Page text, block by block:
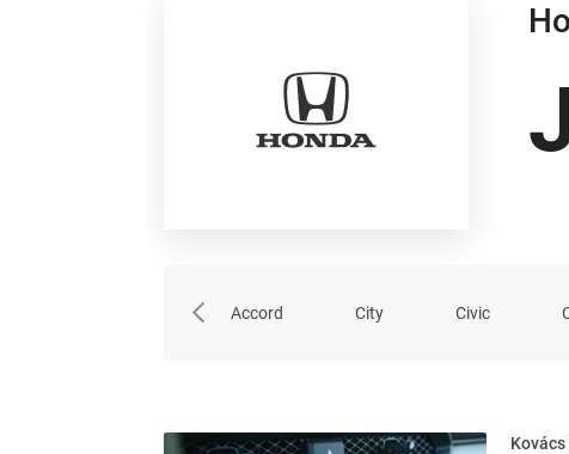
Accord City Civic